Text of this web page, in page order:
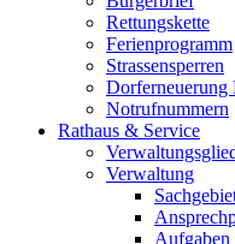
Rettungskette
Ferienprogramm
Strassensperren
Dorferneuerung
Notrufnummern
Rathaus & Service
Verwaltung
Aufgaben